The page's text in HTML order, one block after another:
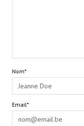
Nom*
Email*